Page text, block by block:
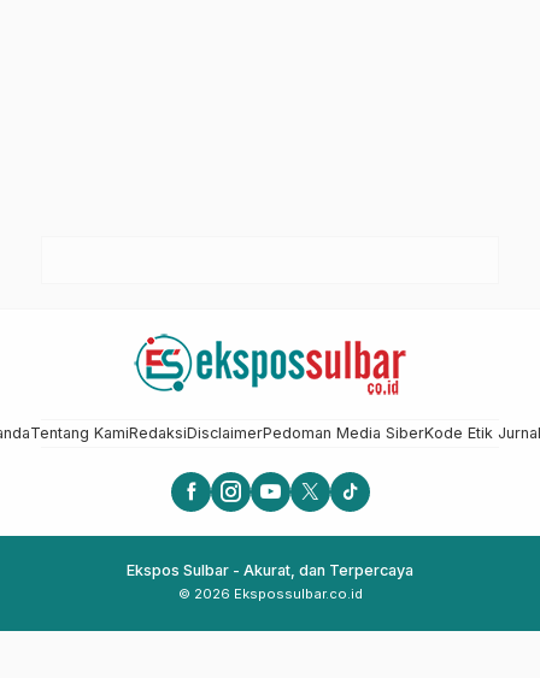
Tentang KamiRedaksiDisclaimerPedoman Media SiberKode Etik
Ekspos Sulbar - Akurat, dan Terpercaya
© 2026 Ekspossulbar.co.id